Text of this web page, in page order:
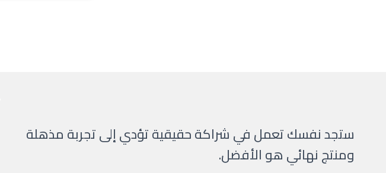
ستجد نفسك تعمل في شراكة حقيقية تؤدي إلى تجربة مذهلة
ومنتج نهائي هو الأفضل.